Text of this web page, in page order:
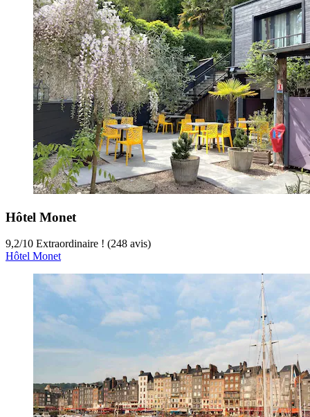
Hôtel Monet
9,2/10 Extraordinaire ! (248 avis)
Hôtel Monet